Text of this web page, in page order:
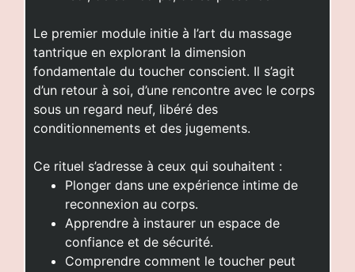
Le premier module initie à l’art du massage
tantrique en explorant la dimension
fondamentale du toucher conscient. Il s’agit
d’un retour à soi, d’une rencontre avec le corps
sous un regard neuf, libéré des
conditionnements et des jugements.
Ce rituel s’adresse à ceux qui souhaitent :
Plonger dans une expérience intime de
reconnexion au corps.
Apprendre à instaurer un espace de
confiance et de sécurité.
Comprendre comment le toucher peut